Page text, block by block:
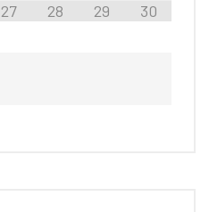
27 28 29 30